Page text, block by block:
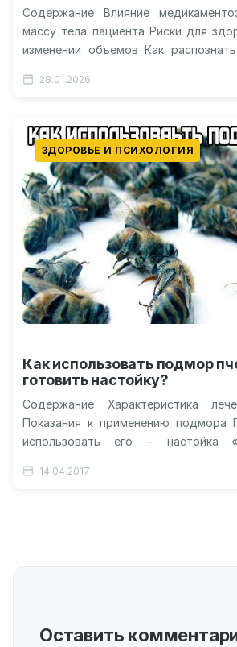
Содержание Влияние
массу тела пациента Риски для
изменении объемов Как
28.01.2026
ЗДОРОВЬЕ И ПСИХОЛОГИЯ
Как использовать подмор
готовить настойку?
Содержание Характеристика
Показания к применению подмора
использовать его ‒ настойка
пчел: как приготовить…
14.04.2017
Оставить